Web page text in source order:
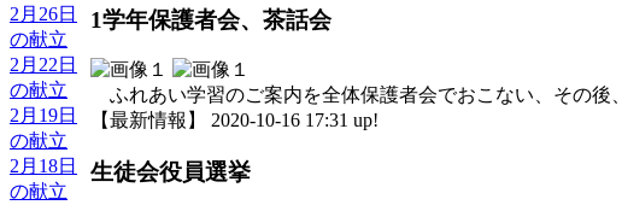
2月26日
の献立
2月22日
の献立
2月19日
の献立
2月18日
の献立
1学年保護者会、茶話会
ふれあい学習のご案内を全体保護者会でおこない、その後
【最新情報】 2020-10-16 17:31 up!
生徒会役員選挙